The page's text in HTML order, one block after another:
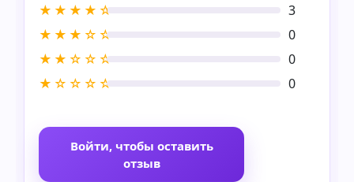
★★★★☆
3
★★★☆☆
0
★★☆☆☆
0
★☆☆☆☆
0
Войти, чтобы оставить
отзыв